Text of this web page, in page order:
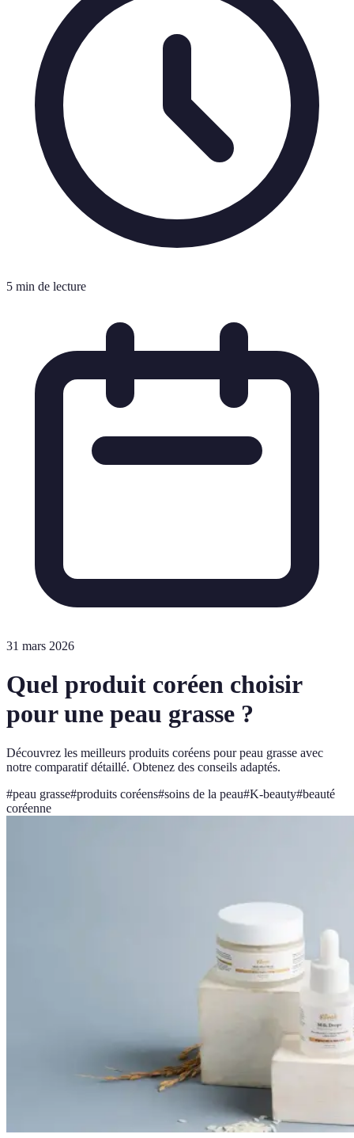
5 min de lecture
31 mars 2026
Quel produit coréen choisir
pour une peau grasse ?
Découvrez les meilleurs produits coréens pour peau grasse avec
notre comparatif détaillé. Obtenez des conseils adaptés.
#peau grasse#produits coréens#soins de la peau#K-beauty#beauté
coréenne